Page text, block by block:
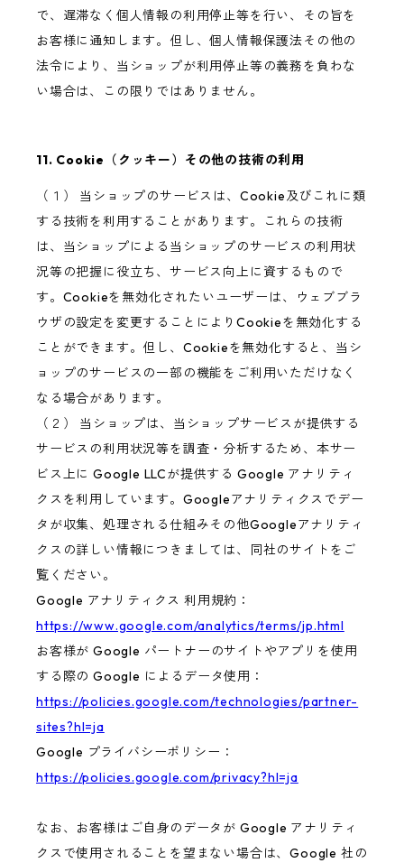
で、遅滞なく個人情報の利用停止等を行い、その旨を
お客様に通知します。但し、個人情報保護法その他の
法令により、当ショップが利用停止等の義務を負わな
い場合は、この限りではありません。
11. Cookie（クッキー）その他の技術の利用
（１） 当ショップのサービスは、Cookie及びこれに類
する技術を利用することがあります。これらの技術
は、当ショップによる当ショップのサービスの利用状
況等の把握に役立ち、サービス向上に資するもので
す。Cookieを無効化されたいユーザーは、ウェブブラ
ウザの設定を変更することによりCookieを無効化する
ことができます。但し、Cookieを無効化すると、当シ
ョップのサービスの一部の機能をご利用いただけなく
なる場合があります。
（２） 当ショップは、当ショップサービスが提供する
サービスの利用状況等を調査・分析するため、本サー
ビス上に Google LLCが提供する Google アナリティ
クスを利用しています。Googleアナリティクスでデー
タが収集、処理される仕組みその他Googleアナリティ
クスの詳しい情報につきましては、同社のサイトをご
覧ください。
Google アナリティクス 利用規約：
https://www.google.com/analytics/terms/jp.html
お客様が Google パートナーのサイトやアプリを使用
する際の Google によるデータ使用：
https://policies.google.com/technologies/partner-
sites?hl=ja
Google プライバシーポリシー：
https://policies.google.com/privacy?hl=ja
なお、お客様はご自身のデータが Google アナリティ
クスで使用されることを望まない場合は、Google 社の